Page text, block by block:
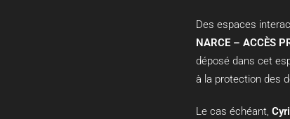
Des espaces
NARCE – ACCÈS
déposé dans cet
à la protection des
Le cas échéant,